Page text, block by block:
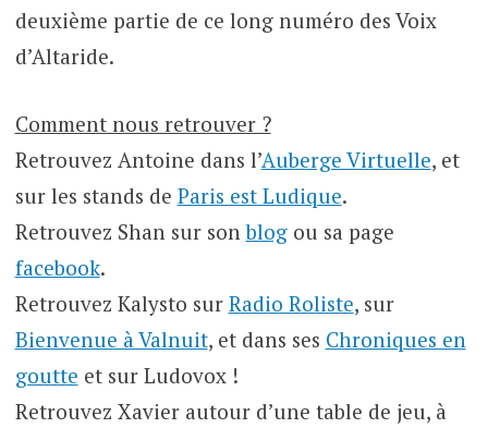
deuxième partie de ce long numéro des Voix
d’Altaride.
Comment nous retrouver ?
Retrouvez Antoine dans l’Auberge Virtuelle, et
sur les stands de Paris est Ludique.
Retrouvez Shan sur sonblogou sa page
facebook.
Retrouvez Kalysto sur Radio Roliste, sur
Bienvenue à Valnuit, et dans ses Chroniques en
goutte et sur Ludovox !
Retrouvez Xavier autour d’une table de jeu, à